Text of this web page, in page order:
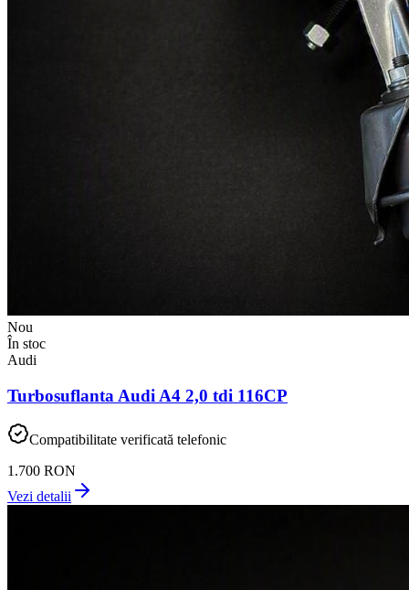
Nou
În stoc
Audi
Turbosuflanta Audi A4 2,0 tdi 116CP
Compatibilitate verificată telefonic
1.700 RON
Vezi detalii